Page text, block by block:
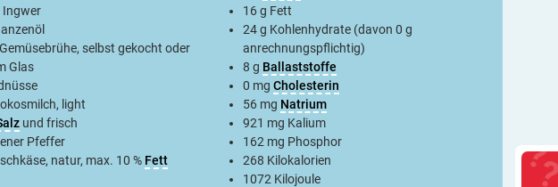
Ingwer
selbst gekocht oder
Glas
light
und frisch
Pfeffer
natur, max. 10 % Fett
16 g Fett
24 g ­Kohlenhydrate (davon 0 g
anrechnungspflichtig)
8 g Ballaststoffe
0 mg Cholesterin
56 mg Natrium
921 mg Kalium
162 mg Phosphor
268 Kilokalorien
1072 Kilojoule